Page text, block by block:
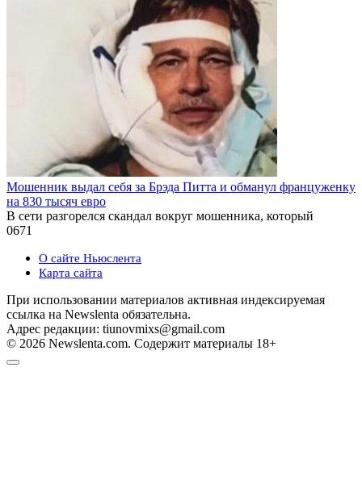
Мошенник выдал себя за Брэда Питта и обманул француженку
на 830 тысяч евро
В сети разгорелся скандал вокруг мошенника, который
0671
О сайте Ньюслента
Карта сайта
При использовании материалов активная индексируемая
ссылка на Newslenta обязательна.
Адрес редакции: tiunovmixs@gmail.com
© 2026 Newslenta.com. Содержит материалы 18+